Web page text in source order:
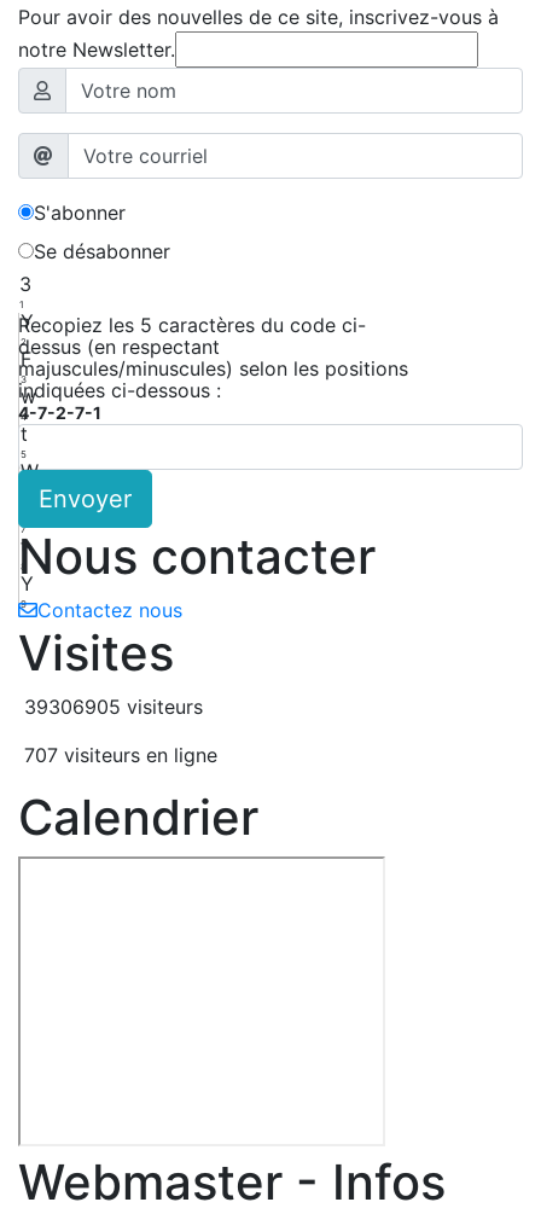
Pour avoir des nouvelles de ce site, inscrivez-vous à
notre Newsletter.
S'abonner
Se désabonner
3
1
Y
2
F
3
w
4
t
5
W
7
t
8
Y
9
Recopiez les 5 caractères du code ci-
dessus (en respectant
majuscules/minuscules) selon les positions
indiquées ci-dessous :
4-7-2-7-1
Envoyer
Nous contacter
Contactez nous
Visites
39306905 visiteurs
707 visiteurs en ligne
Calendrier
Webmaster - Infos